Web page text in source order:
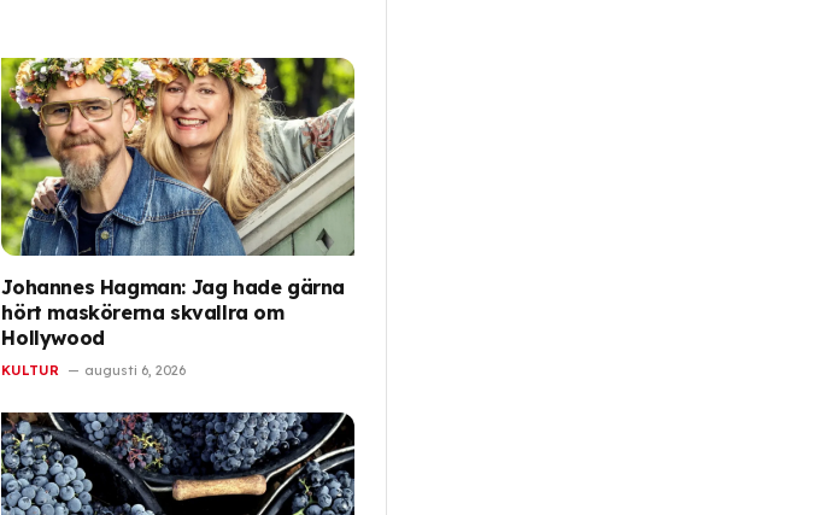
Johannes Hagman: Jag hade gärna
hört maskörerna skvallra om
Hollywood
KULTUR augusti 6, 2026